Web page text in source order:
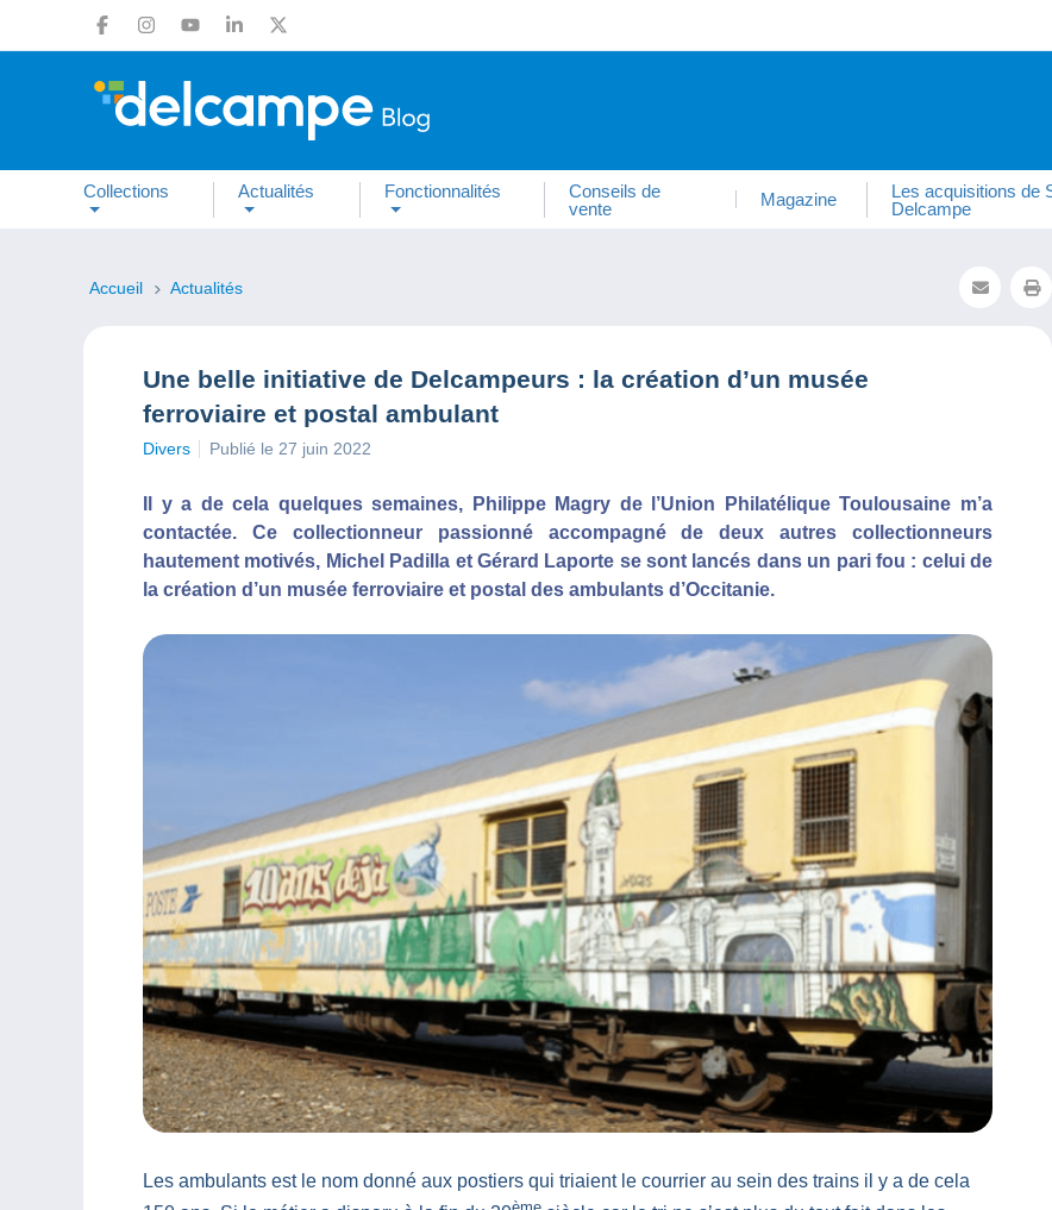
Collections Actualités Fonctionnalités
Conseils de
vente
Magazine
Les acquisitions de
Delcampe
Accueil Actualités
Une belle initiative de Delcampeurs : la création d’un musée
ferroviaire et postal ambulant
Divers Publié le 27 juin 2022
Il y a de cela quelques semaines, Philippe Magry de l’Union Philatélique Toulousaine m’a
contactée. Ce collectionneur passionné accompagné de deux autres collectionneurs
hautement motivés, Michel Padilla et Gérard Laporte se sont lancés dans un pari fou : celui de
la création d’un musée ferroviaire et postal des ambulants d’Occitanie.
Les ambulants est le nom donné aux postiers qui triaient le courrier au sein des trains il y a de cela